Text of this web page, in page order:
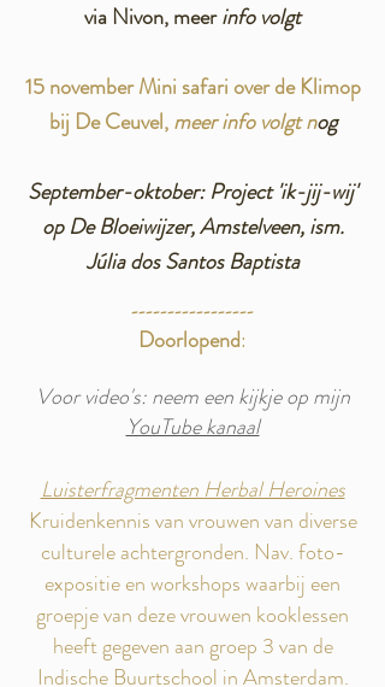
via Nivon, meerinfo volgt
15 november Mini safari over de Klimop
bij De Ceuvel,meerinfovolgt nog
September-oktober: Project 'ik-jij-wij'
op De Bloeiwijzer, Amstelveen, ism.
Júlia dos Santos Baptista
-----------------
Doorlopend:
Voor video's: neem een kijkje op mijn
YouTube kanaal
Luisterfragmenten Herbal Heroines
Kruidenkennis van vrouwen van diverse
culturele achtergronden. Nav. foto-
expositie en workshops waarbij een
groepje van deze vrouwen kooklessen
heeft gegeven aan groep 3 van de
Indische Buurtschool in Amsterdam.